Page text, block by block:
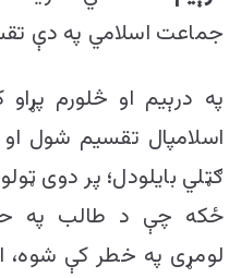
جماعت اسلامي په دې
په درېیم او څلورم
اسلامپال تقسیم شول او
ګټلي بایلودل؛ پر دوی
ځکه چې د طالب په
لومړی په خطر کې شوه،